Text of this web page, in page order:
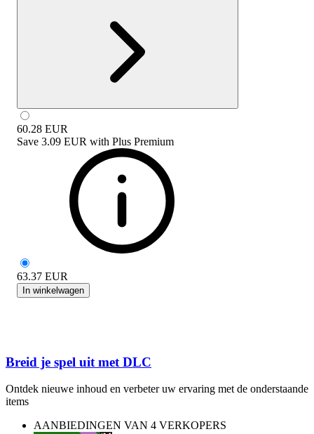
60.28 EUR
Save 3.09 EUR with Plus Premium
63.37 EUR
In winkelwagen
Breid je spel uit met DLC
Ontdek nieuwe inhoud en verbeter uw ervaring met de onderstaande
items
AANBIEDINGEN VAN 4 VERKOPERS